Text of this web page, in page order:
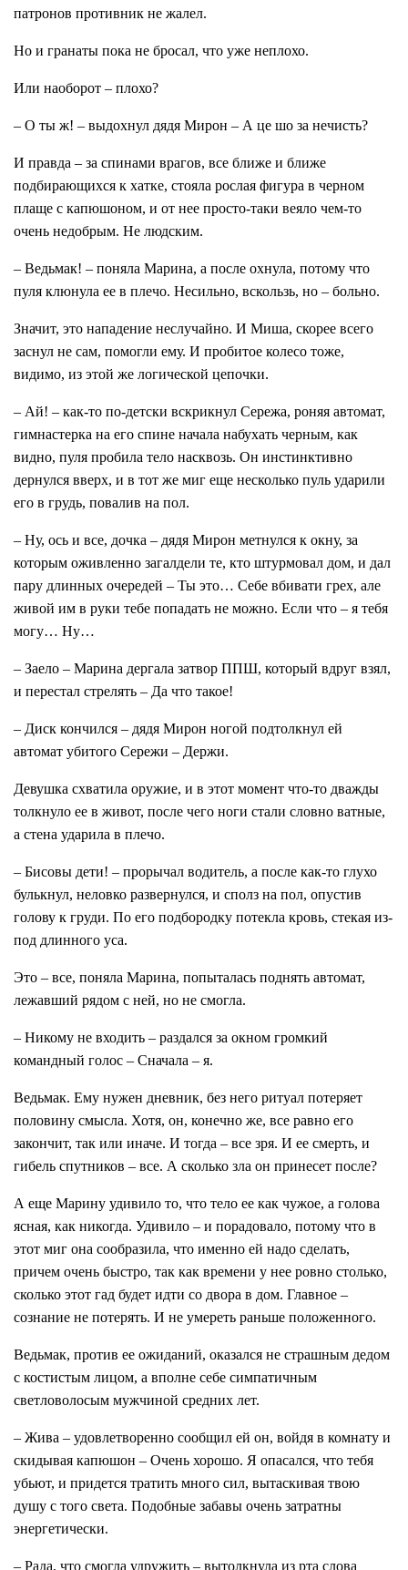
патронов противник не жалел.
Но и гранаты пока не бросал, что уже неплохо.
Или наоборот – плохо?
– О ты ж! – выдохнул дядя Мирон – А це шо за нечисть?
И правда – за спинами врагов, все ближе и ближе
подбирающихся к хатке, стояла рослая фигура в черном
плаще с капюшоном, и от нее просто-таки веяло чем-то
очень недобрым. Не людским.
– Ведьмак! – поняла Марина, а после охнула, потому что
пуля клюнула ее в плечо. Несильно, вскользь, но – больно.
Значит, это нападение неслучайно. И Миша, скорее всего
заснул не сам, помогли ему. И пробитое колесо тоже,
видимо, из этой же логической цепочки.
– Ай! – как-то по-детски вскрикнул Сережа, роняя автомат,
гимнастерка на его спине начала набухать черным, как
видно, пуля пробила тело насквозь. Он инстинктивно
дернулся вверх, и в тот же миг еще несколько пуль ударили
его в грудь, повалив на пол.
– Ну, ось и все, дочка – дядя Мирон метнулся к окну, за
которым оживленно загалдели те, кто штурмовал дом, и дал
пару длинных очередей – Ты это… Себе вбивати грех, але
живой им в руки тебе попадать не можно. Если что – я тебя
могу… Ну…
– Заело – Марина дергала затвор ППШ, который вдруг взял,
и перестал стрелять – Да что такое!
– Диск кончился – дядя Мирон ногой подтолкнул ей
автомат убитого Сережи – Держи.
Девушка схватила оружие, и в этот момент что-то дважды
толкнуло ее в живот, после чего ноги стали словно ватные,
а стена ударила в плечо.
– Бисовы дети! – прорычал водитель, а после как-то глухо
булькнул, неловко развернулся, и сполз на пол, опустив
голову к груди. По его подбородку потекла кровь, стекая из-
под длинного уса.
Это – все, поняла Марина, попыталась поднять автомат,
лежавший рядом с ней, но не смогла.
– Никому не входить – раздался за окном громкий
командный голос – Сначала – я.
Ведьмак. Ему нужен дневник, без него ритуал потеряет
половину смысла. Хотя, он, конечно же, все равно его
закончит, так или иначе. И тогда – все зря. И ее смерть, и
гибель спутников – все. А сколько зла он принесет после?
А еще Марину удивило то, что тело ее как чужое, а голова
ясная, как никогда. Удивило – и порадовало, потому что в
этот миг она сообразила, что именно ей надо сделать,
причем очень быстро, так как времени у нее ровно столько,
сколько этот гад будет идти со двора в дом. Главное –
сознание не потерять. И не умереть раньше положенного.
Ведьмак, против ее ожиданий, оказался не страшным дедом
с костистым лицом, а вполне себе симпатичным
светловолосым мужчиной средних лет.
– Жива – удовлетворенно сообщил ей он, войдя в комнату и
скидывая капюшон – Очень хорошо. Я опасался, что тебя
убьют, и придется тратить много сил, вытаскивая твою
душу с того света. Подобные забавы очень затратны
энергетически.
– Рада, что смогла удружить – вытолкнула из рта слова